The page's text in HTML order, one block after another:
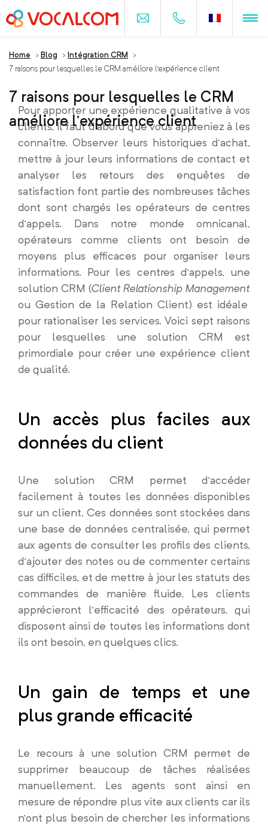
Home > Blog > Intégration CRM
>
7 raisons pour lesquelles le CRM améliore l’expérience client
7 raisons pour lesquelles le CRM
améliore l’expérience client
Pour apporter une expérience qualitative à vos
clients, il faut d’abord que vous appreniez à les
connaître. Observer leurs historiques d’achat,
mettre à jour leurs informations de contact et
analyser les retours des enquêtes de
satisfaction font partie des nombreuses tâches
dont sont chargés les opérateurs de centres
d’appels. Dans notre monde omnicanal,
opérateurs comme clients ont besoin de
moyens plus efficaces pour organiser leurs
informations. Pour les centres d’appels, une
solution CRM (Client Relationship Management
ou Gestion de la Relation Client) est idéale
pour rationaliser les services. Voici sept raisons
pour lesquelles une solution CRM est
primordiale pour créer une expérience client
de qualité.
Un accès plus faciles aux
données du client
Une solution CRM permet d’accéder
facilement à toutes les données disponibles
sur un client. Ces données sont stockées dans
une base de données centralisée, qui permet
aux agents de consulter les profils des clients,
d’ajouter des notes ou de commenter certains
cas difficiles, et de mettre à jour les statuts des
commandes de manière fluide. Les clients
apprécieront l’efficacité des opérateurs, qui
disposent ainsi de toutes les informations dont
ils ont besoin, en quelques clics.
Un gain de temps et une
plus grande efficacité
Le recours à une solution CRM permet de
supprimer beaucoup de tâches réalisées
manuellement. Les agents sont ainsi en
mesure de répondre plus vite aux clients car ils
n’ont plus besoin de chercher les informations